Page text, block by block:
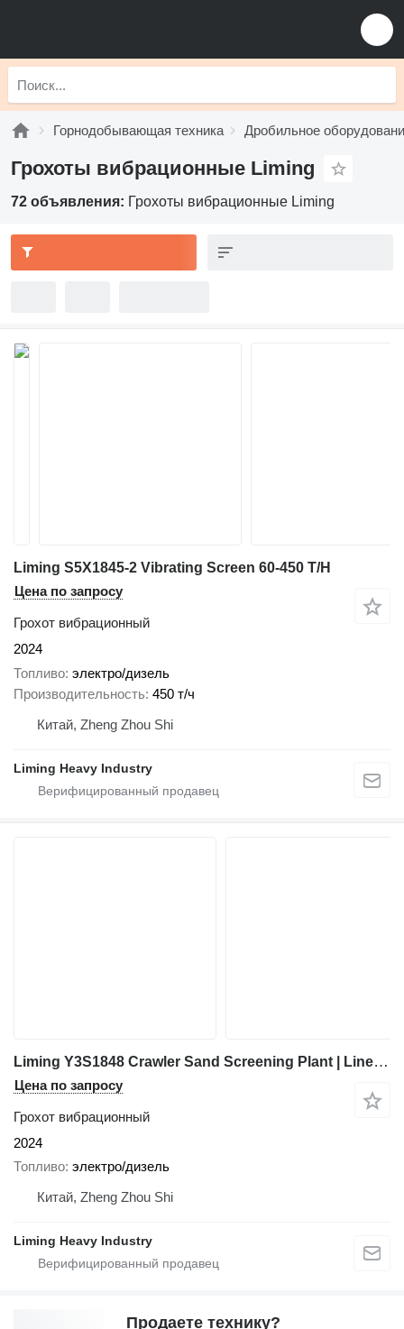
Горнодобывающая техника Дробильное
Грохоты вибрационные Liming
72 объявления: Грохоты вибрационные Liming
Liming S5X1845-2 Vibrating Screen 60-450 T/H
Цена по запросу
Грохот вибрационный
2024
Топливо электро/дизель
Производительность 450 т/ч
Китай, Zheng Zhou Shi
Liming Heavy Industry
Liming Y3S1848 Crawler Sand Screening Plant | Linear Vibrating Screen
Цена по запросу
Грохот вибрационный
2024
Топливо электро/дизель
Китай, Zheng Zhou Shi
Liming Heavy Industry
Продаете технику?